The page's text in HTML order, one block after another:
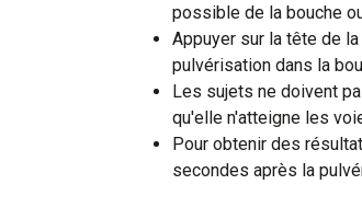
possible de la bouche
Appuyer sur la tête de
pulvérisation dans la
Les sujets ne doivent
qu'elle n'atteigne les
Pour obtenir des
secondes après la